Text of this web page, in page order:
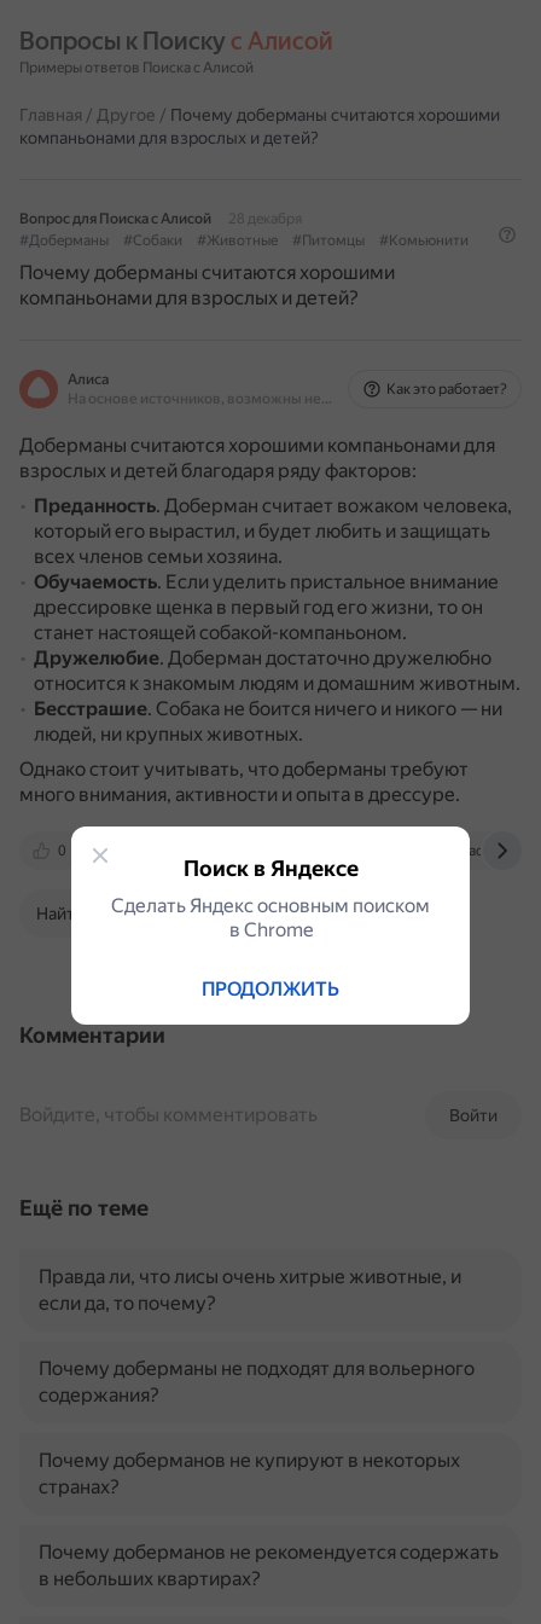
Вопросы к Поиску с Алисой
Примеры ответов Поиска с Алисой
Главная / Другое / Почему доберманы считаются хорошими
компаньонами для взрослых и детей?
Вопрос для Поиска с Алисой
28 декабря
#Доберманы
#Собаки #Животные #Питомцы #Комьюнити
Почему доберманы считаются хорошими
компаньонами для взрослых и детей?
Алиса
На основе источников, возможны неточности
Как это работает?
Доберманы считаются хорошими компаньонами для
взрослых и детей благодаря ряду факторов:
Преданность. Доберман считает вожаком человека,
который его вырастил, и будет любить и защищать
всех членов семьи хозяина.
Обучаемость. Если уделить пристальное внимание
дрессировке щенка в первый год его жизни, то он
станет настоящей собакой-компаньоном.
Дружелюбие. Доберман достаточно дружелюбно
относится к знакомым людям и домашним животным.
Бесстрашие. Собака не боится ничего и никого — ни
людей, ни крупных животных.
Однако стоит учитывать, что доберманы требуют
много внимания, активности и опыта в дрессуре.
0 www.purinaone.ru
Найти в Поиске
Комментарии
Войти
Войдите, чтобы комментировать
Ещё по теме
Правда ли, что лисы очень хитрые животные, и
если да, то почему?
Почему доберманы не подходят для вольерного
содержания?
Почему доберманов не купируют в некоторых
странах?
Почему доберманов не рекомендуется содержать
в небольших квартирах?
Поиск в Яндексе
Сделать Яндекс основным поиском
в Сhrome
ПРОДОЛЖИТЬ